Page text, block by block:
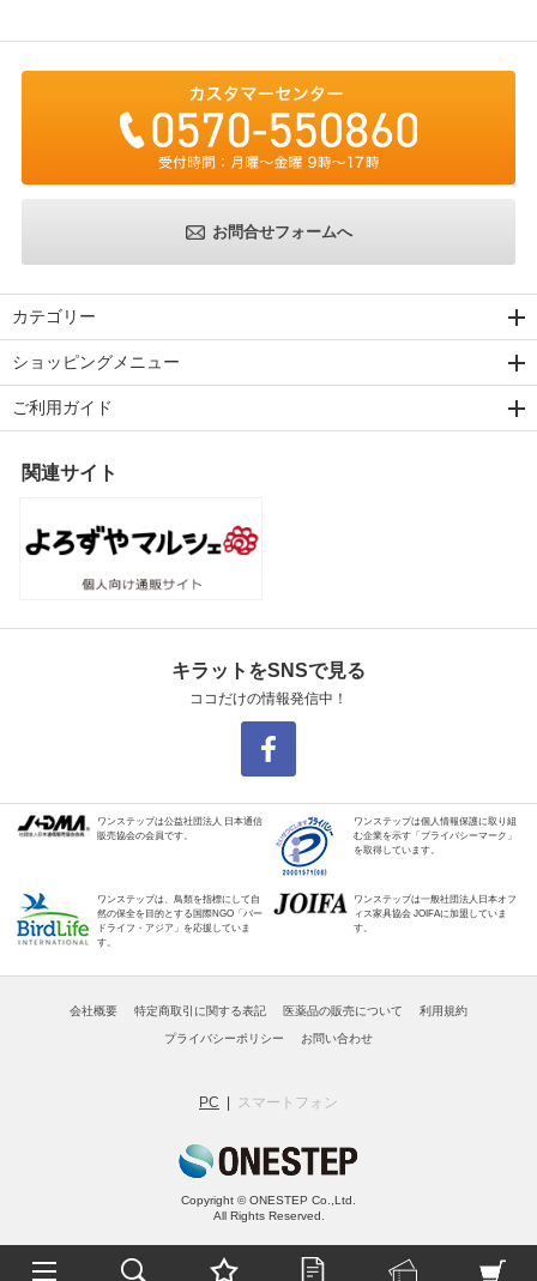
お問合せフォームへ
カテゴリー
ショッピングメニュー
ご利用ガイド
関連サイト
キラットをSNSで見る
ココだけの情報発信中！
ワンステップは公益社団法人 日本通信
販売協会の会員です。
ワンステップは個人情報保護に取り組
む企業を示す「プライバシーマーク」
を取得しています。
ワンステップは、鳥類を指標にして自
然の保全を目的とする国際NGO「バー
ドライフ・アジア」を応援していま
す。
ワンステップは一般社団法人日本オフ
ィス家具協会 JOIFAに加盟していま
す。
会社概要 特定商取引に関する表記 医薬品の販売について 利用規約
プライバシーポリシー お問い合わせ
PC スマートフォン
Copyright © ONESTEP Co.,Ltd.
All Rights Reserved.